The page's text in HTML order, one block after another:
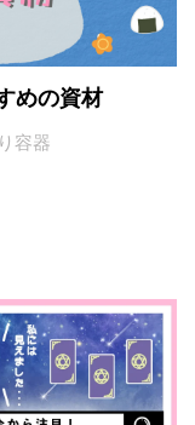
めの資材
容器